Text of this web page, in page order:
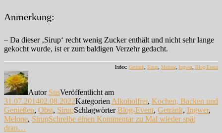
Anmerkung:
– Da dieser ‚Sirup‘ recht wenig Zucker enthält und nicht sehr lange
gekocht wurde, ist er zum baldigen Verzehr gedacht.
Index: Getränk, Sirup, Melone, Ingwer, Blog-Event
Autor SusVeröffentlicht am
31.07.201402.08.2022KategorienAlkoholfrei, Kochen, Backen und
Genießen, Obst, SirupSchlagwörterBlog-Event, Getränk, Ingwer,
Melone, SirupSchreibe einen Kommentarzu Mal wieder spät
dran…